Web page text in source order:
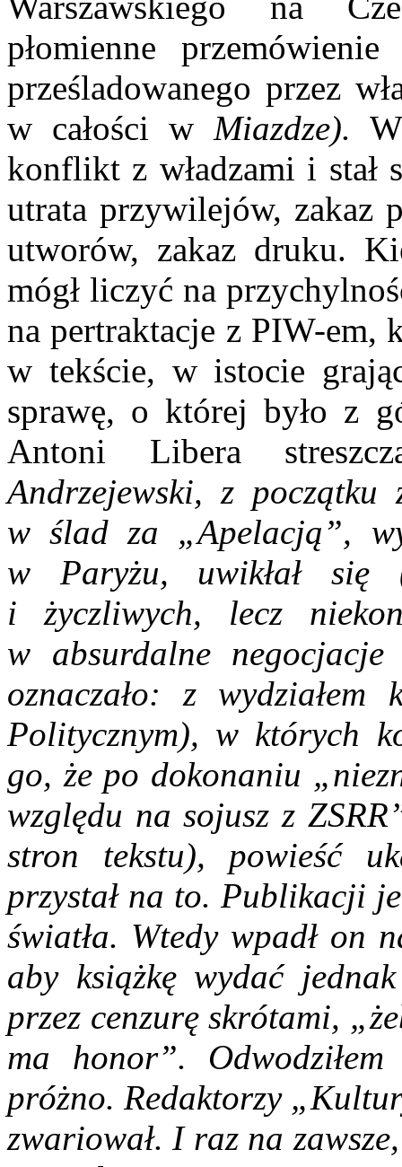
płomienne
prześladowanego przez
w całości w Miazdze).
konflikt z władzami i stał
utrata przywilejów, zakaz
utworów, zakaz druku.
mógł liczyć na
na pertraktacje z PIW-em,
w tekście, w istocie
sprawę, o której było z
Antoni Libera
Andrzejewski, z początku
w ślad za „Apelacją”,
w Paryżu, uwikłał się
i życzliwych, lecz
w absurdalne
oznaczało: z
Politycznym), w których
go, że po dokonaniu
względu na sojusz z
stron tekstu), powieść
przystał na to. Publikacji
światła. Wtedy wpadł on
aby książkę wydać
przez cenzurę skrótami,
ma honor”.
próżno. Redaktorzy
zwariował. I raz na